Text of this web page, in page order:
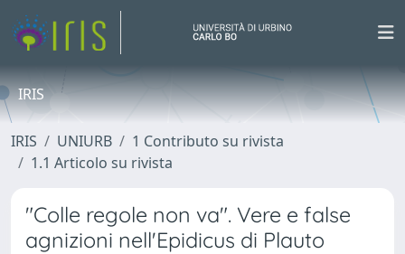
IRIS
IRIS UNIURB
1 Contributo su rivista
1.1 Articolo su rivista
"Colle regole non va". Vere e false
agnizioni nell'Epidicus di Plauto